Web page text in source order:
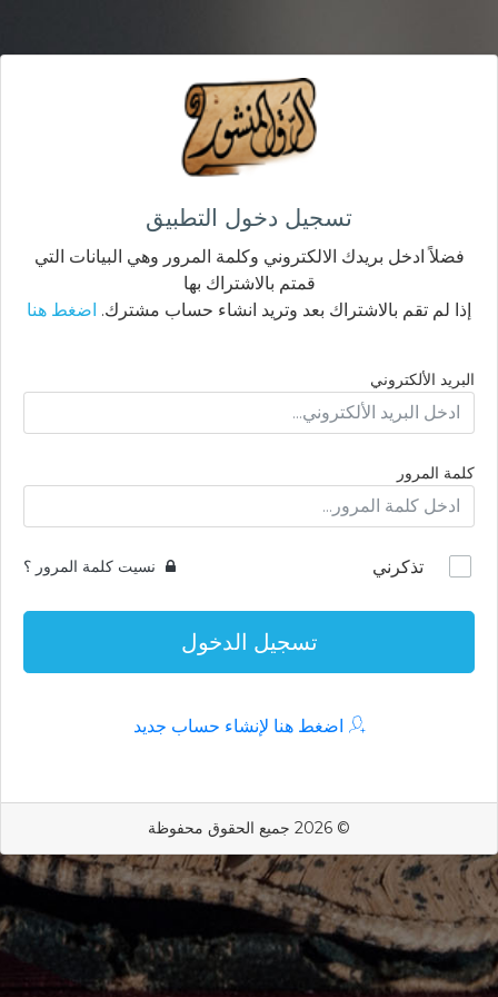
تسجيل دخول التطبيق
فضلاً ادخل بريدك الالكتروني وكلمة المرور وهي البيانات التي
قمتم بالاشتراك بها
إذا لم تقم بالاشتراك بعد وتريد انشاء حساب مشترك. اضغط هنا
البريد الألكتروني
كلمة المرور
تذكرني نسيت كلمة المرور ؟
تسجيل الدخول
اضغط هنا لإنشاء حساب جديد
© 2026 جميع الحقوق محفوظة